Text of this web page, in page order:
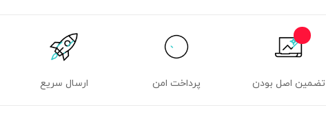
تضمین اصل بودن پرداخت امن ارسال سریع